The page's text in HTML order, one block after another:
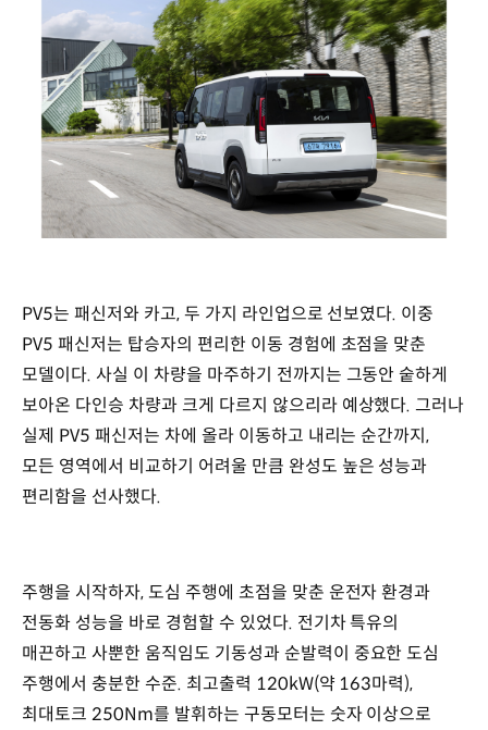
PV5는 패신저와 카고, 두 가지 라인업으로 선보였다. 이중
PV5 패신저는 탑승자의 편리한 이동 경험에 초점을 맞춘
모델이다. 사실 이 차량을 마주하기 전까지는 그동안 숱하게
보아온 다인승 차량과 크게 다르지 않으리라 예상했다. 그러나
실제 PV5 패신저는 차에 올라 이동하고 내리는 순간까지,
모든 영역에서 비교하기 어려울 만큼 완성도 높은 성능과
편리함을 선사했다.
주행을 시작하자, 도심 주행에 초점을 맞춘 운전자 환경과
전동화 성능을 바로 경험할 수 있었다. 전기차 특유의
매끈하고 사뿐한 움직임도 기동성과 순발력이 중요한 도심
주행에서 충분한 수준. 최고출력 120kW(약 163마력),
최대토크 250Nm를 발휘하는 구동모터는 숫자 이상으로